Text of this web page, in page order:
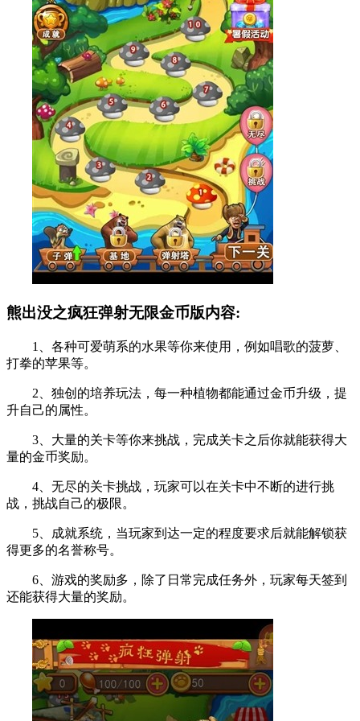
熊出没之疯狂弹射无限金币版内容:
1、各种可爱萌系的水果等你来使用，例如唱歌的菠萝、
打拳的苹果等。
2、独创的培养玩法，每一种植物都能通过金币升级，提
升自己的属性。
3、大量的关卡等你来挑战，完成关卡之后你就能获得大
量的金币奖励。
4、无尽的关卡挑战，玩家可以在关卡中不断的进行挑
战，挑战自己的极限。
5、成就系统，当玩家到达一定的程度要求后就能解锁获
得更多的名誉称号。
6、游戏的奖励多，除了日常完成任务外，玩家每天签到
还能获得大量的奖励。